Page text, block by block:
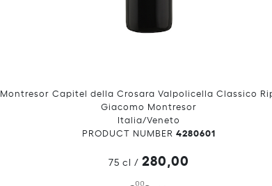
Montresor Capitel della Crosara Valpolicella Classico
Giacomo Montresor
Italia/Veneto
PRODUCT NUMBER 4280601
75 cl / 280,00